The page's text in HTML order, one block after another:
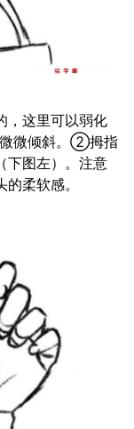
，这里可以弱化
微倾斜。②拇指
下图左）。注意
柔软感。